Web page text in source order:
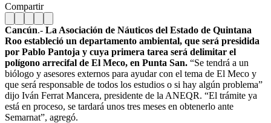
Compartir
Cancún.- La Asociación de Náuticos del Estado de Quintana
Roo estableció un departamento ambiental, que será presidida
por Pablo Pantoja y cuya primera tarea será delimitar el
polígono arrecifal de El Meco, en Punta San. “Se tendrá a un
biólogo y asesores externos para ayudar con el tema de El Meco y
que será responsable de todos los estudios o si hay algún problema”
dijo Iván Ferrat Mancera, presidente de la ANEQR. “El trámite ya
está en proceso, se tardará unos tres meses en obtenerlo ante
Semarnat”, agregó.